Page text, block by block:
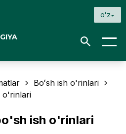
oʻz
Boʻsh ish o'rinlari
o'rinlari
ish o'rinlari